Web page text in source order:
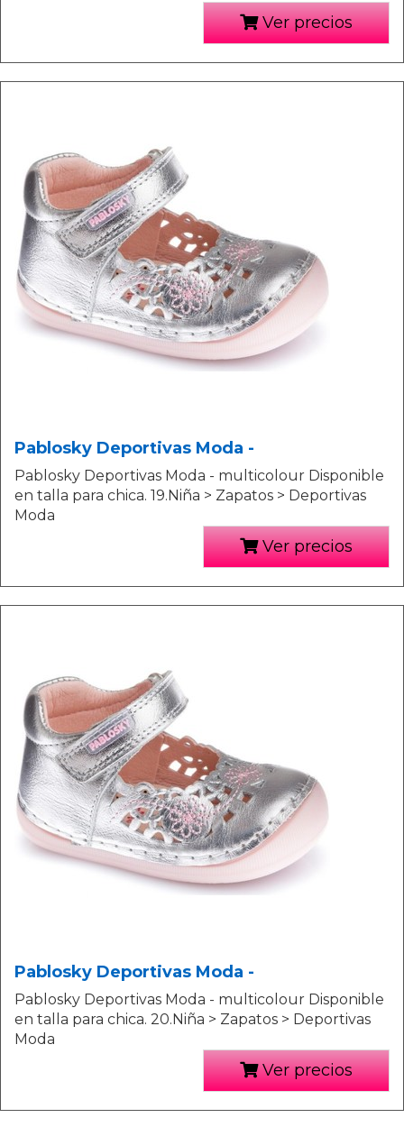
Ver precios
Pablosky Deportivas Moda -
Pablosky Deportivas Moda - multicolour Disponible
en talla para chica. 19.Niña > Zapatos > Deportivas
Moda
Ver precios
Pablosky Deportivas Moda -
Pablosky Deportivas Moda - multicolour Disponible
en talla para chica. 20.Niña > Zapatos > Deportivas
Moda
Ver precios